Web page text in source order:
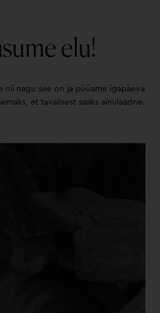
elu!
nii nagu see on ja püüame igapäeva
et tavalisest saaks ainulaadne.